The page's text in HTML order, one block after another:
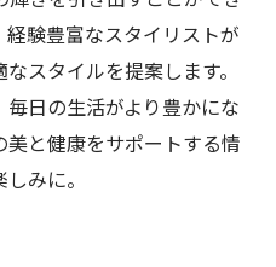
験豊富なスタイリストが
スタイルを提案します。
日の生活がより豊かにな
と健康をサポートする情
みに。